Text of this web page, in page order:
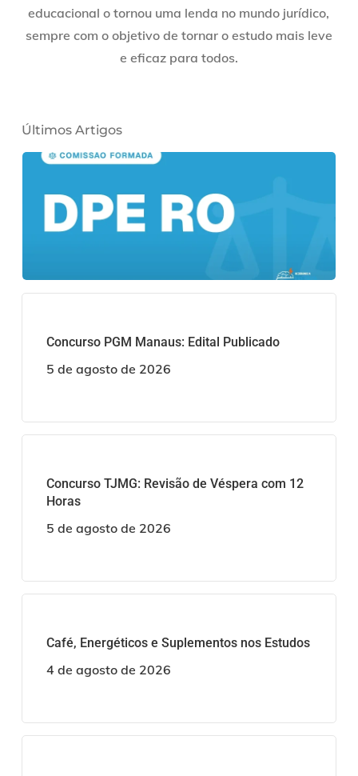
educacional o tornou uma lenda no mundo jurídico,
sempre com o objetivo de tornar o estudo mais leve
e eficaz para todos.
Últimos Artigos
Concurso PGM Manaus: Edital Publicado
5 de agosto de 2026
Concurso TJMG: Revisão de Véspera com 12
Horas
5 de agosto de 2026
Café, Energéticos e Suplementos nos Estudos
4 de agosto de 2026